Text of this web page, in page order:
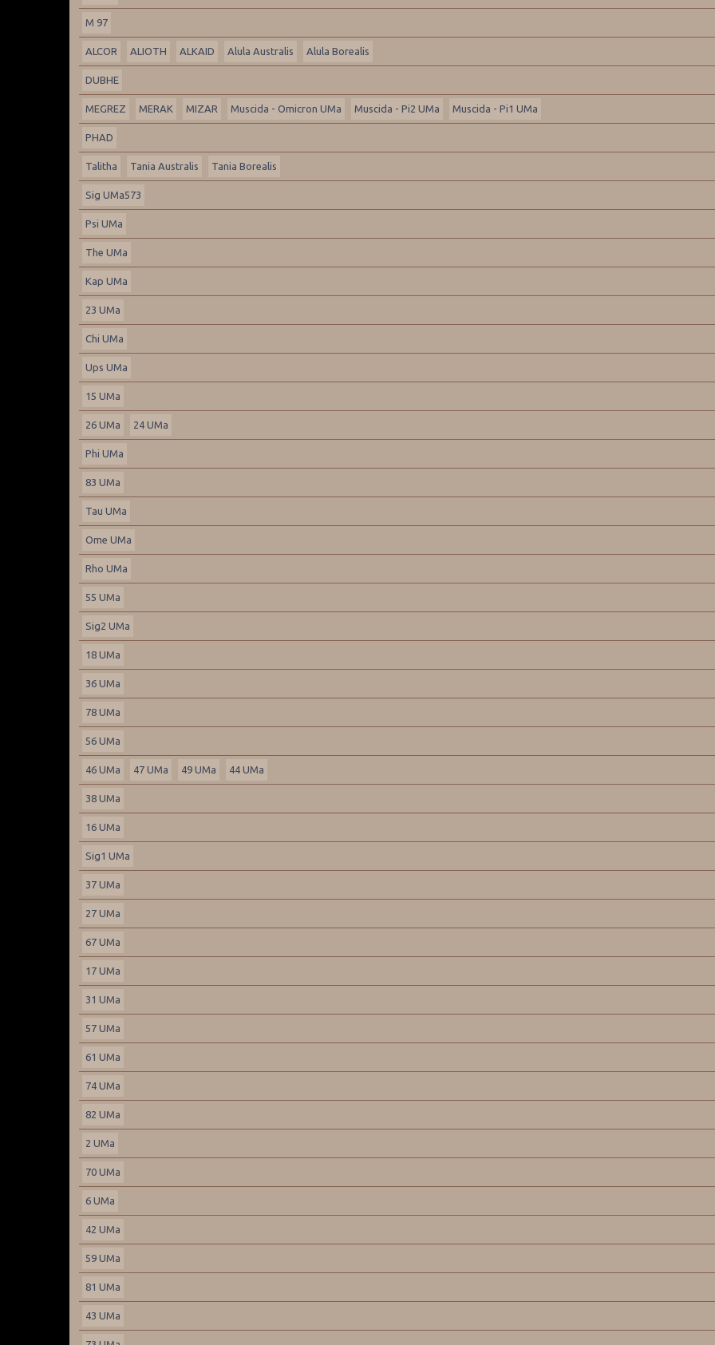
M 97
ALCOR ALIOTH ALKAID Alula Australis Alula Borealis
DUBHE
MEGREZ MERAK MIZAR Muscida - Omicron UMa Muscida - Pi2 UMa Muscida - Pi1 UMa
PHAD
Talitha Tania Australis Tania Borealis
Sig UMa573
Psi UMa
The UMa
Kap UMa
23 UMa
Chi UMa
Ups UMa
15 UMa
26 UMa 24 UMa
Phi UMa
83 UMa
Tau UMa
Ome UMa
Rho UMa
55 UMa
Sig2 UMa
18 UMa
36 UMa
78 UMa
56 UMa
46 UMa 47 UMa 49 UMa 44 UMa
38 UMa
16 UMa
Sig1 UMa
37 UMa
27 UMa
67 UMa
17 UMa
31 UMa
57 UMa
61 UMa
74 UMa
82 UMa
2 UMa
70 UMa
6 UMa
42 UMa
59 UMa
81 UMa
43 UMa